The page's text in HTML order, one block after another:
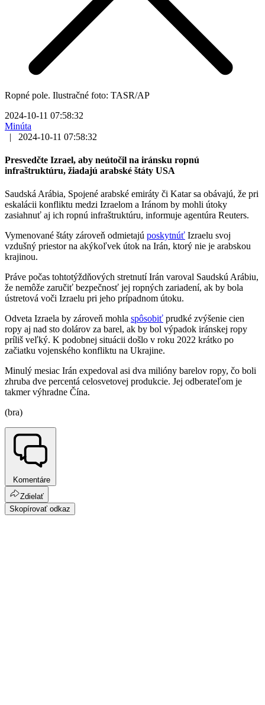
Ropné pole. Ilustračné foto: TASR/AP
2024-10-11 07:58:32
Minúta
|
2024-10-11 07:58:32
Presvedčte Izrael, aby neútočil na iránsku ropnú
infraštruktúru, žiadajú arabské štáty USA
Saudská Arábia, Spojené arabské emiráty či Katar sa obávajú, že pri
eskalácii konfliktu medzi Izraelom a Iránom by mohli útoky
zasiahnuť aj ich ropnú infraštruktúru, informuje agentúra Reuters.
Vymenované štáty zároveň odmietajú poskytnúť Izraelu svoj
vzdušný priestor na akýkoľvek útok na Irán, ktorý nie je arabskou
krajinou.
Práve počas tohtotýždňových stretnutí Irán varoval Saudskú Arábiu,
že nemôže zaručiť bezpečnosť jej ropných zariadení, ak by bola
ústretová voči Izraelu pri jeho prípadnom útoku.
Odveta Izraela by zároveň mohla spôsobiť prudké zvýšenie cien
ropy aj nad sto dolárov za barel, ak by bol výpadok iránskej ropy
príliš veľký. K podobnej situácii došlo v roku 2022 krátko po
začiatku vojenského konfliktu na Ukrajine.
Minulý mesiac Irán expedoval asi dva milióny barelov ropy, čo boli
zhruba dve percentá celosvetovej produkcie. Jej odberateľom je
takmer výhradne Čína.
(bra)
Komentáre
Zdielať
Skopírovať odkaz